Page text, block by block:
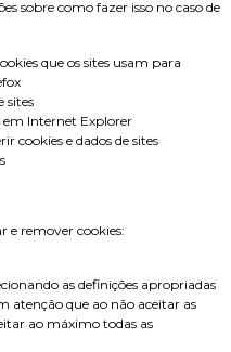
sobre como fazer isso no caso de
que os sites usam para
sites
Internet Explorer
cookies e dados de sites
e remover cookies:
as definições apropriadas
atenção que ao não aceitar as
ao máximo todas as